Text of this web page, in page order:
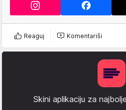
Reaguj Komentariši
Skini aplikaciju za